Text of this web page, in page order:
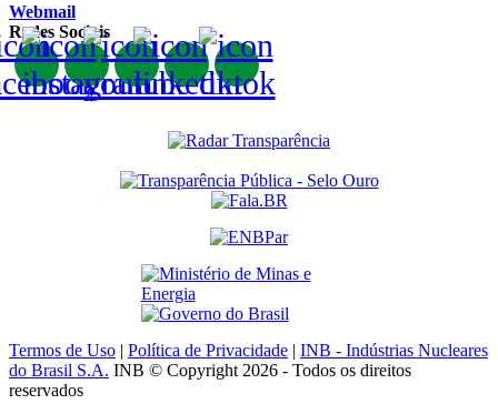
Webmail
Redes Sociais
Termos de Uso | Política de Privacidade | INB - Indústrias Nucleares
do Brasil S.A. INB © Copyright 2026 - Todos os direitos
reservados